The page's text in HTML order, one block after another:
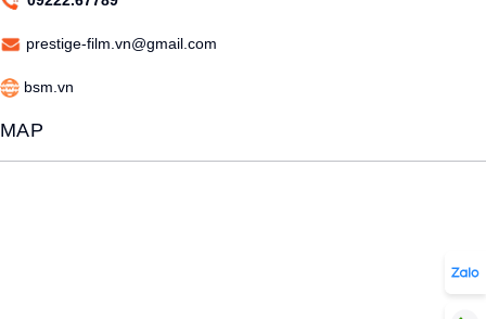
prestige-film.vn@gmail.com
bsm.vn
MAP